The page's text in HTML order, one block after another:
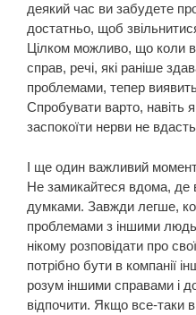
деякий час ви забудете
достатньо, щоб
Цілком можливо, що коли
справ, речі, які раніше
проблемами, тепер
Спробувати варто, навіть
заспокоїти нерви не
І ще один важливий
Не замикайтеся вдома, де
думками. Завжди легше,
проблемами з іншими
нікому розповідати про
потрібно бути в компанії
розум іншими справами і
відпочити. Якщо все-таки